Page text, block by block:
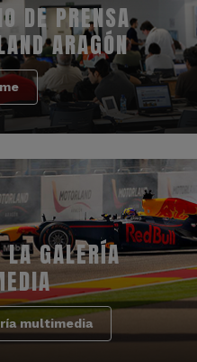
DE PRENSA
ARAGÓN
LA GALERÍA
multimedia